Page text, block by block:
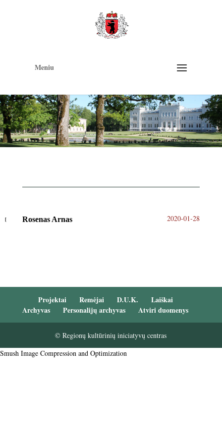
Meniu
Rosenas Arnas 2020-01-28
Projektai Remėjai D.U.K.
Laiškai
Archyvas
Personalijų archyvas Atviri duomenys
© Regionų kultūrinių iniciatyvų centras
Smush Image Compression and Optimization